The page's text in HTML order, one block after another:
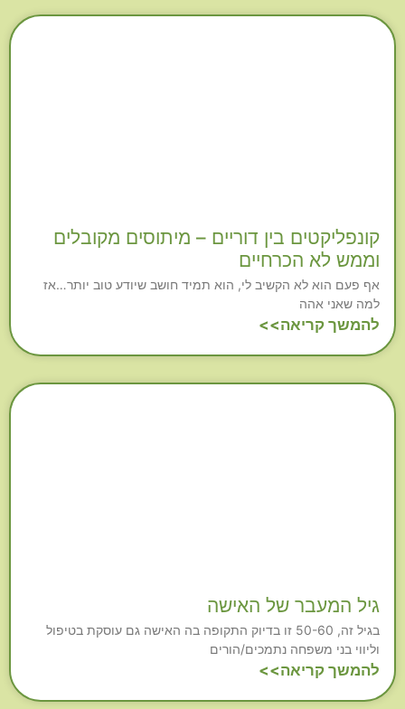
קונפליקטים בין דוריים – מיתוסים מקובלים
וממש לא הכרחיים
אף פעם הוא לא הקשיב לי, הוא תמיד חושב שיודע טוב יותר…אז
למה שאני אהה
להמשך קריאה>>
גיל המעבר של האישה
בגיל זה, 50-60 זו בדיוק התקופה בה האישה גם עוסקת בטיפול
וליווי בני משפחה נתמכים/הורים
להמשך קריאה>>